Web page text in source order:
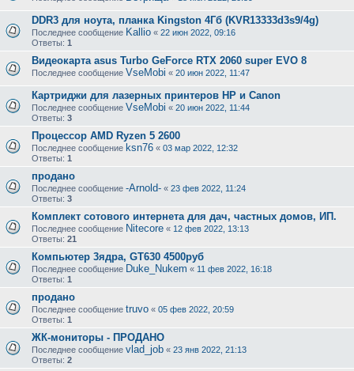
DDR3 для ноута, планка Kingston 4Гб (KVR13333d3s9/4g)
Последнее сообщение Kallio « 22 июн 2022, 09:16
Ответы: 1
Видеокарта asus Turbo GeForce RTX 2060 super EVO 8
Последнее сообщение VseMobi « 20 июн 2022, 11:47
Картриджи для лазерных принтеров HP и Canon
Последнее сообщение VseMobi « 20 июн 2022, 11:44
Ответы: 3
Процессор AMD Ryzen 5 2600
Последнее сообщение ksn76 « 03 мар 2022, 12:32
Ответы: 1
продано
Последнее сообщение -Arnold- « 23 фев 2022, 11:24
Ответы: 3
Комплект сотового интернета для дач, частных домов, ИП.
Последнее сообщение Nitecore « 12 фев 2022, 13:13
Ответы: 21
Компьютер 3ядра, GT630 4500руб
Последнее сообщение Duke_Nukem « 11 фев 2022, 16:18
Ответы: 1
продано
Последнее сообщение truvo « 05 фев 2022, 20:59
Ответы: 1
ЖК-мониторы - ПРОДАНО
Последнее сообщение vlad_job « 23 янв 2022, 21:13
Ответы: 2